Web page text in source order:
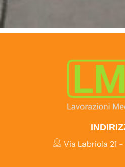
Via Labriola 21 -